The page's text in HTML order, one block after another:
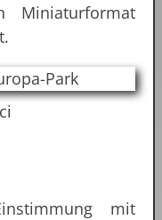
Miniaturformat
mit